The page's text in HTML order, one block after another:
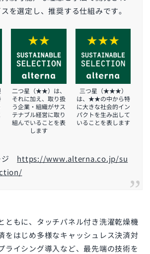
を選定し、推奨する仕組みです。
二つ星（★★）は、
それに加え、取り扱
う企業・組織がサス
テナブル経営に取り
組んでいることを表
します
三つ星（★★★）
は、★★の中から特
に大きな社会的イン
パクトを生み出して
いることを表します
ジ https://www.alterna.co.jp/su
ともに、タッチパネル付き洗濯乾燥機
をはじめ多様なキャッシュレス決済対
ライシング導入など、最先端の技術を